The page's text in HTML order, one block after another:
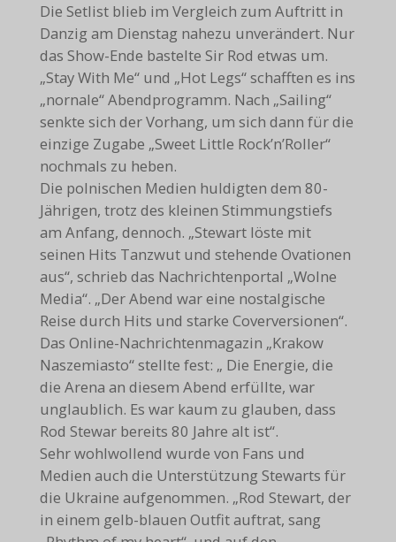
Die Setlist blieb im Vergleich zum Auftritt in
Danzig am Dienstag nahezu unverändert. Nur
das Show-Ende bastelte Sir Rod etwas um.
„Stay With Me“ und „Hot Legs“ schafften es ins
„nornale“ Abendprogramm. Nach „Sailing“
senkte sich der Vorhang, um sich dann für die
einzige Zugabe „Sweet Little Rock’n’Roller“
nochmals zu heben.
Die polnischen Medien huldigten dem 80-
Jährigen, trotz des kleinen Stimmungstiefs
am Anfang, dennoch. „Stewart löste mit
seinen Hits Tanzwut und stehende Ovationen
aus“, schrieb das Nachrichtenportal „Wolne
Media“. „Der Abend war eine nostalgische
Reise durch Hits und starke Coverversionen“.
Das Online-Nachrichtenmagazin „Krakow
Naszemiasto“ stellte fest: „ Die Energie, die
die Arena an diesem Abend erfüllte, war
unglaublich. Es war kaum zu glauben, dass
Rod Stewar bereits 80 Jahre alt ist“.
Sehr wohlwollend wurde von Fans und
Medien auch die Unterstützung Stewarts für
die Ukraine aufgenommen. „Rod Stewart, der
in einem gelb-blauen Outfit auftrat, sang